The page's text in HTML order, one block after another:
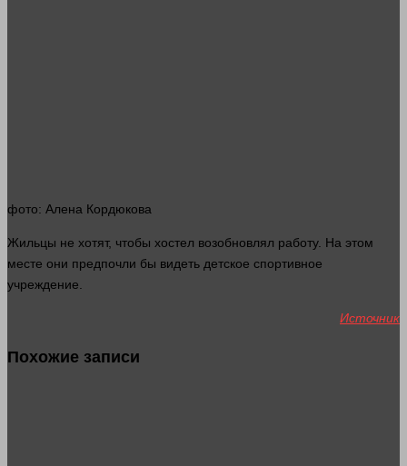
фото: Алена Кордюкова
Жильцы не хотят, чтобы хостел возобновлял работу. На этом
месте они предпочли бы видеть детское спортивное
учреждение.
Источник
Похожие записи